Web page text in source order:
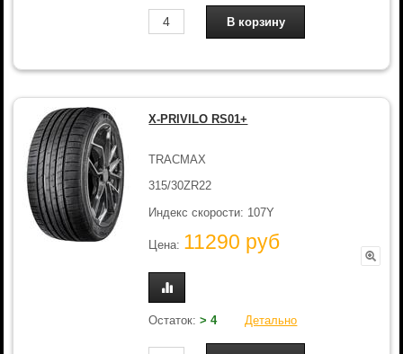
X-PRIVILO RS01+
TRACMAX
315/30ZR22
Индекс скорости: 107Y
Цена: 11290 руб
Остаток:> 4 Детально